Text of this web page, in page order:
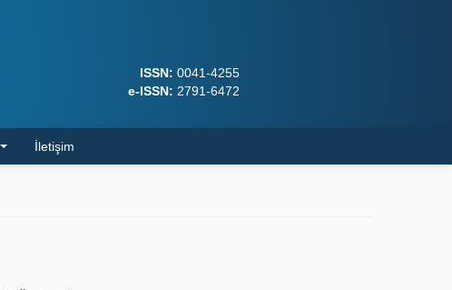
ISSN: 0041-4255
e-ISSN: 2791-6472
İletişim